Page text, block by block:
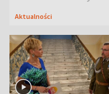
Aktualności